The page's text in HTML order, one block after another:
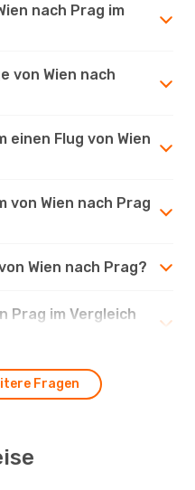
nach Prag im
von Wien nach
einen Flug von Wien
von Wien nach Prag
Wien nach Prag?
Prag im Vergleich
Fragen